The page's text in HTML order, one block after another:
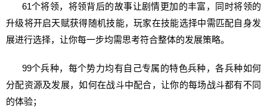
61个将领，将领背后的故事让剧情更加的丰富，同时将领的
升级将开启天赋获得随机技能，玩家在技能选择中需匹配自身发
展进行选择，让你每一步均需思考符合整体的发展策略。
99个兵种，每个势力均有自己专属的特色兵种，各兵种如何
分配资源及发展，如何在战斗中配合，让你的每场战斗都有不同
的体验；